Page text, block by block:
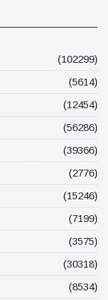
(102299)
(5614)
(12454)
(56286)
(39366)
(2776)
(15246)
(7199)
(3575)
(30318)
(8534)